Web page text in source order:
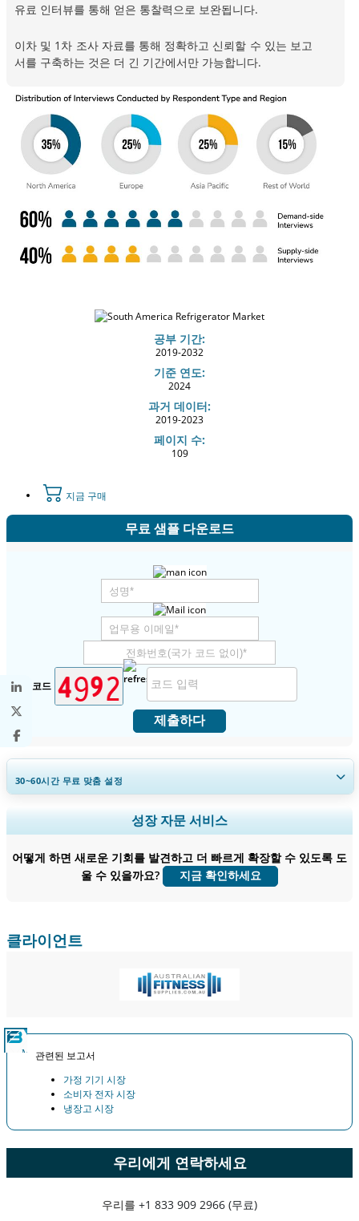
유료 인터뷰를 통해 얻은 통찰력으로 보완됩니다.
이차 및 1차 조사 자료를 통해 정확하고 신뢰할 수 있는 보고
서를 구축하는 것은 더 긴 기간에서만 가능합니다.
공부 기간:
2019-2032
기준 연도:
2024
과거 데이터:
2019-2023
페이지 수:
109
지금 구매
무료 샘플 다운로드
보안 코드
제출하다
30~60시간무료 맞춤 설정
지역 및 국가 범위 확장, 세그먼트 분석, 기업 프로필, 경쟁 벤치마킹, 및 최
종 사용자 인사이트.
지금 맞춤 설정
성장 자문 서비스
어떻게 하면 새로운 기회를 발견하고 더 빠르게 확장할 수 있도록 도
울 수 있을까요?
지금 확인하세요
클라이언트
관련된 보고서
가정 기기 시장
소비자 전자 시장
냉장고 시장
우리에게 연락하세요
우리를 +1 833 909 2966 (무료)